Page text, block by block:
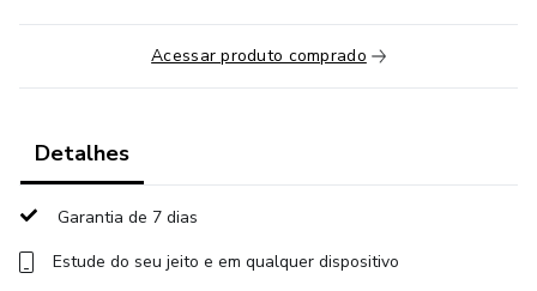
Acessar produto comprado
Detalhes
Garantia de 7 dias
Estude do seu jeito e em qualquer dispositivo